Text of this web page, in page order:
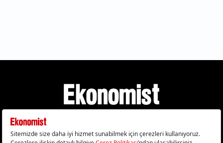
Gizlilik Politikası Çerez Politikası Çerezleri Sıfırla